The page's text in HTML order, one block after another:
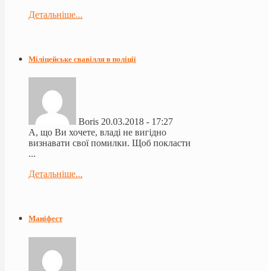
Детальніше...
Міліцейське свавілля в поліції
Boris 20.03.2018 - 17:27
А, що Ви хочете, владі не вигідно
визнавати свої помилки. Щоб покласти
...
Детальніше...
Маніфест